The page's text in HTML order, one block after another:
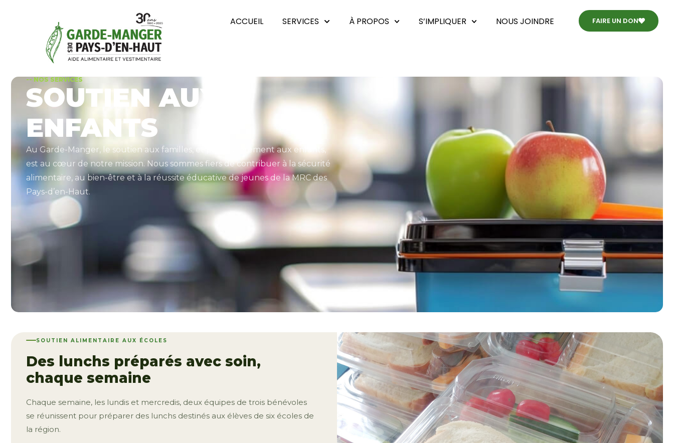
ACCUEIL SERVICES À PROPOS S’IMPLIQUER NOUS JOINDRE FAIRE UN DON
-- NOS SERVICES
SOUTIEN AUX
ENFANTS
Au Garde-Manger, le soutien aux familles, et particulièrement aux enfants,
est au cœur de notre mission. Nous sommes fiers de contribuer à la sécurité
alimentaire, au bien-être et à la réussite éducative de jeunes de la MRC des
Pays-d’en-Haut.
SOUTIEN ALIMENTAIRE AUX ÉCOLES
Des lunchs préparés avec soin,
chaque semaine
Chaque semaine, les lundis et mercredis, deux équipes de trois bénévoles
se réunissent pour préparer des lunchs destinés aux élèves de six écoles de
la région.